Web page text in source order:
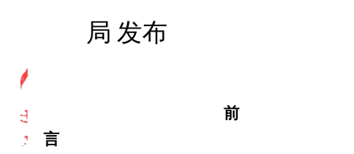
局 发布
前
言